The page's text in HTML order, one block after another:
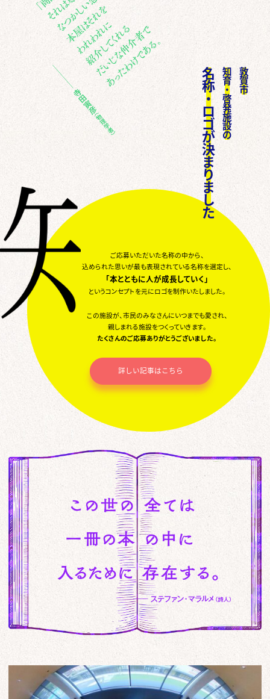
敦
賀
市
知
育
・
啓
発
施
設
の
名
称
・
ロ
ゴ
が
決
ま
り
ま
し
た
ご応募いただいた名称の中から、
込められた思いが最も表現されている名称を選定し、
「本とともに人が成長していく」
というコンセプトを元にロゴを制作いたしました。
この施設が、市民のみなさんにいつまでも愛され、
親しまれる施設をつくっていきます。
たくさんのご応募ありがとうございました。
詳しい記事はこちら